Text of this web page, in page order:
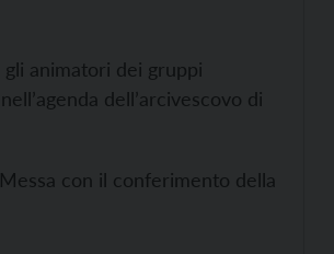
animatori dei gruppi
dell’arcivescovo di
con il conferimento della